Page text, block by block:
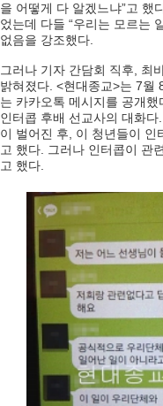
을 어떻게 다 알겠느냐”고 했
었는데 다들 “우리는 모르는
없음을 강조했다.
그러나 기자 간담회 직후, 최
밝혀졌다. <현대종교>는 7월
는 카카오톡 메시지를 공개
인터콥 후배 선교사의 대화다
이 벌어진 후, 이 청년들이
고 했다. 그러나 인터콥이 관
고 했다.